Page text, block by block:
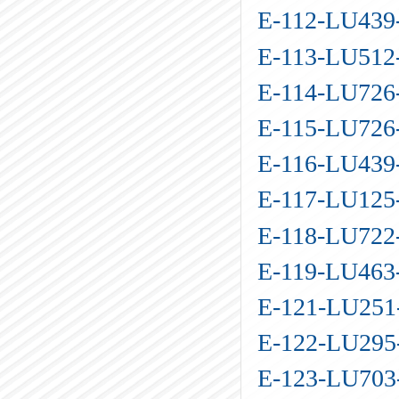
E-112-
E-113-
E-114-
E-115-
E-116-
E-117-
E-118-
E-119-
E-121-
E-122-
E-123-